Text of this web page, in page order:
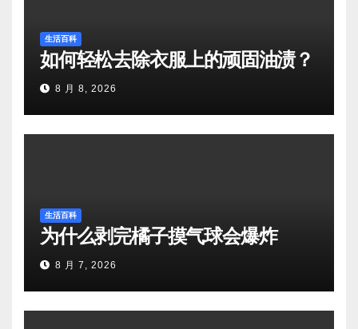
生活百科
如何轻松去除衣服上的顽固油渍？
8 月 8, 2026
生活百科
为什么剥完橘子摸气球会爆炸
8 月 7, 2026